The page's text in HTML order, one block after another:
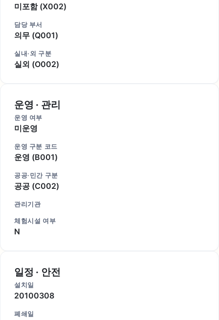
미포함 (X002)
담당 부서
의무 (Q001)
실내·외 구분
실외 (O002)
운영 · 관리
운영 여부
미운영
운영 구분 코드
운영 (B001)
공공·민간 구분
공공 (C002)
관리기관
체험시설 여부
N
일정 · 안전
설치일
20100308
폐쇄일